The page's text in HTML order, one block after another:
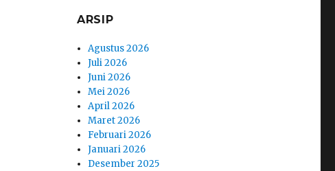
ARSIP
Agustus 2026
Juli 2026
Juni 2026
Mei 2026
April 2026
Maret 2026
Februari 2026
Januari 2026
Desember 2025